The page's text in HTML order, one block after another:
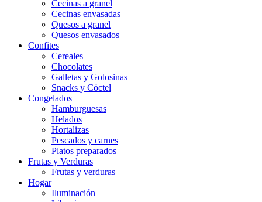
Cecinas a granel
Cecinas envasadas
Quesos a granel
Quesos envasados
Confites
Cereales
Chocolates
Galletas y Golosinas
Snacks y Cóctel
Congelados
Hamburguesas
Helados
Hortalizas
Pescados y carnes
Platos preparados
Frutas y Verduras
Frutas y verduras
Hogar
Iluminación